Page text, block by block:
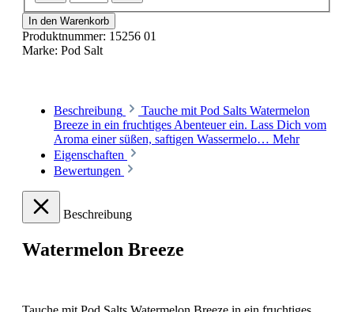
In den Warenkorb
Produktnummer: 15256 01
Marke: Pod Salt
Beschreibung
Tauche mit Pod Salts Watermelon
Breeze in ein fruchtiges Abenteuer ein. Lass Dich vom
Aroma einer süßen, saftigen Wassermelo… Mehr
Eigenschaften
Bewertungen
Beschreibung
Watermelon Breeze